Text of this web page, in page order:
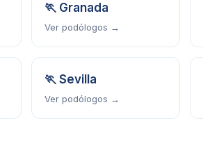
🏃 Granada
Ver podólogos →
🏃 Sevilla
Ver podólogos →